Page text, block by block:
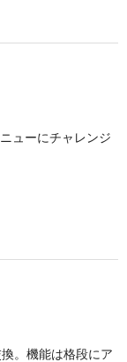
ューにチャレンジ
。機能は格段にア